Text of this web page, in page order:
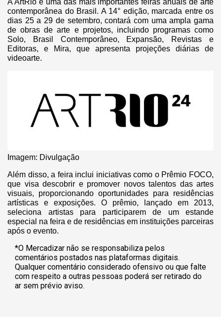
A ArtRio é uma das mais importantes feiras anuais de arte
contemporânea do Brasil. A 14° edição, marcada entre os
dias 25 a 29 de setembro, contará com uma ampla gama
de obras de arte e projetos, incluindo programas como
Solo, Brasil Contemporâneo, Expansão, Revistas e
Editoras, e Mira, que apresenta projeções diárias de
videoarte​.
Imagem: Divulgação
Além disso, a feira inclui iniciativas como o Prêmio FOCO,
que visa descobrir e promover novos talentos das artes
visuais, proporcionando oportunidades para residências
artísticas e exposições. O prêmio, lançado em 2013,
seleciona artistas para participarem de um estande
especial na feira e de residências em instituições parceiras
após o evento​.
*O Mercadizar não se responsabiliza pelos
comentários postados nas plataformas digitais.
Qualquer comentário considerado ofensivo ou que falte
com respeito a outras pessoas poderá ser retirado do
ar sem prévio aviso.